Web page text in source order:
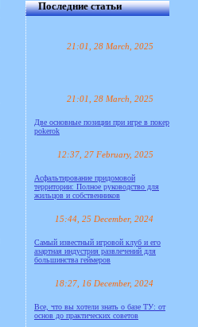
Последние статьи
21:01, 28 March, 2025
21:01, 28 March, 2025
Две основные позиции при игре в покер
pokerok
12:37, 27 February, 2025
Асфальтирование придомовой
территории: Полное руководство для
жильцов и собственников
15:44, 25 December, 2024
Самый известный игровой клуб и его
азартная индустрия развлечений для
большинства геймеров
18:27, 16 December, 2024
Все, что вы хотели знать о базе ТУ: от
основ до практических советов